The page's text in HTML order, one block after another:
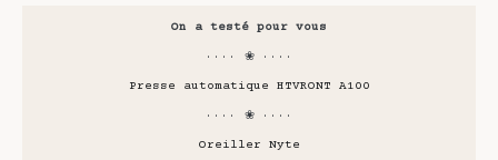
On a testé pour vous
···· ❀ ····
Presse automatique HTVRONT A100
···· ❀ ····
Oreiller Nyte